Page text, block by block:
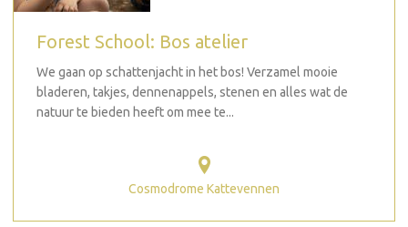
Forest School: Bos atelier
We gaan op schattenjacht in het bos! Verzamel mooie
bladeren, takjes, dennenappels, stenen en alles wat de
natuur te bieden heeft om mee te...
Cosmodrome Kattevennen